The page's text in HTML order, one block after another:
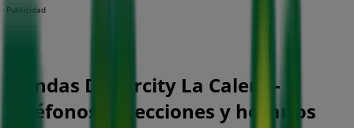
Publicidad
Tiendas Dollarcity La Calera -
Teléfonos, direcciones y horarios